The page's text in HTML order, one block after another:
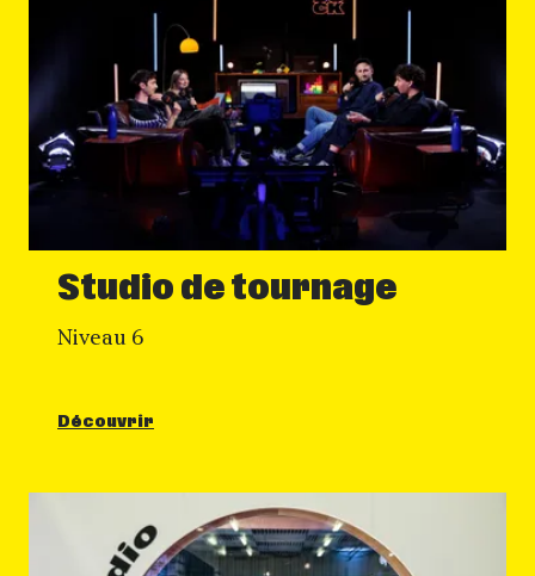
Studio de tournage
Niveau 6
Découvrir